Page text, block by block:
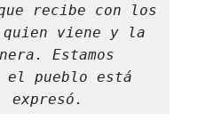
recibe con los
viene y la
Estamos
el pueblo está
expresó.